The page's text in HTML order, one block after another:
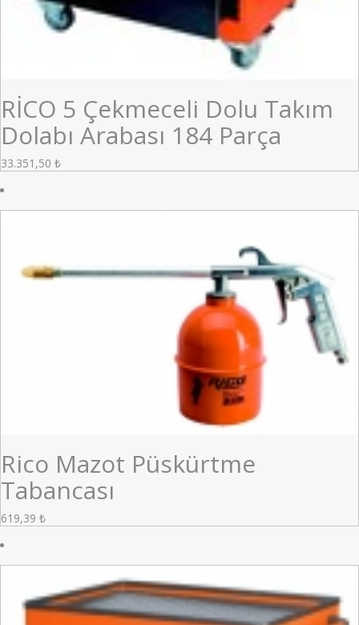
RİCO 5 Çekmeceli Dolu Takım
Dolabı Arabası 184 Parça
33.351,50 ₺
Rico Mazot Püskürtme
Tabancası
619,39 ₺